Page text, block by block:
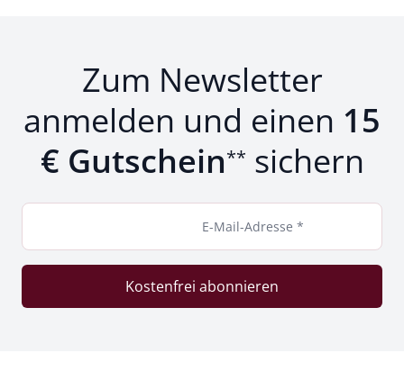
Zum Newsletter
anmelden und einen 15
€ Gutschein** sichern
E-Mail-Adresse *
Kostenfrei abonnieren